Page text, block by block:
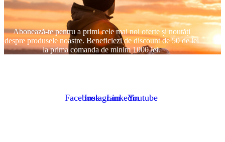
Abonează-te pentru a primi cele mai noi oferte și noutăți
despre produsele noastre. Beneficiezi de discount de 50 de lei
la prima comanda de minim 1000 lei.
FacebookInstagramLinkedinYoutube